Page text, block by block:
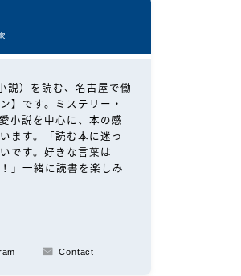
説）を読む、名古屋で働
】です。ミステリー・
小説を中心に、本の感
ます。「読む本に迷っ
です。好きな言葉は
」一緒に読書を楽しみ
Contact